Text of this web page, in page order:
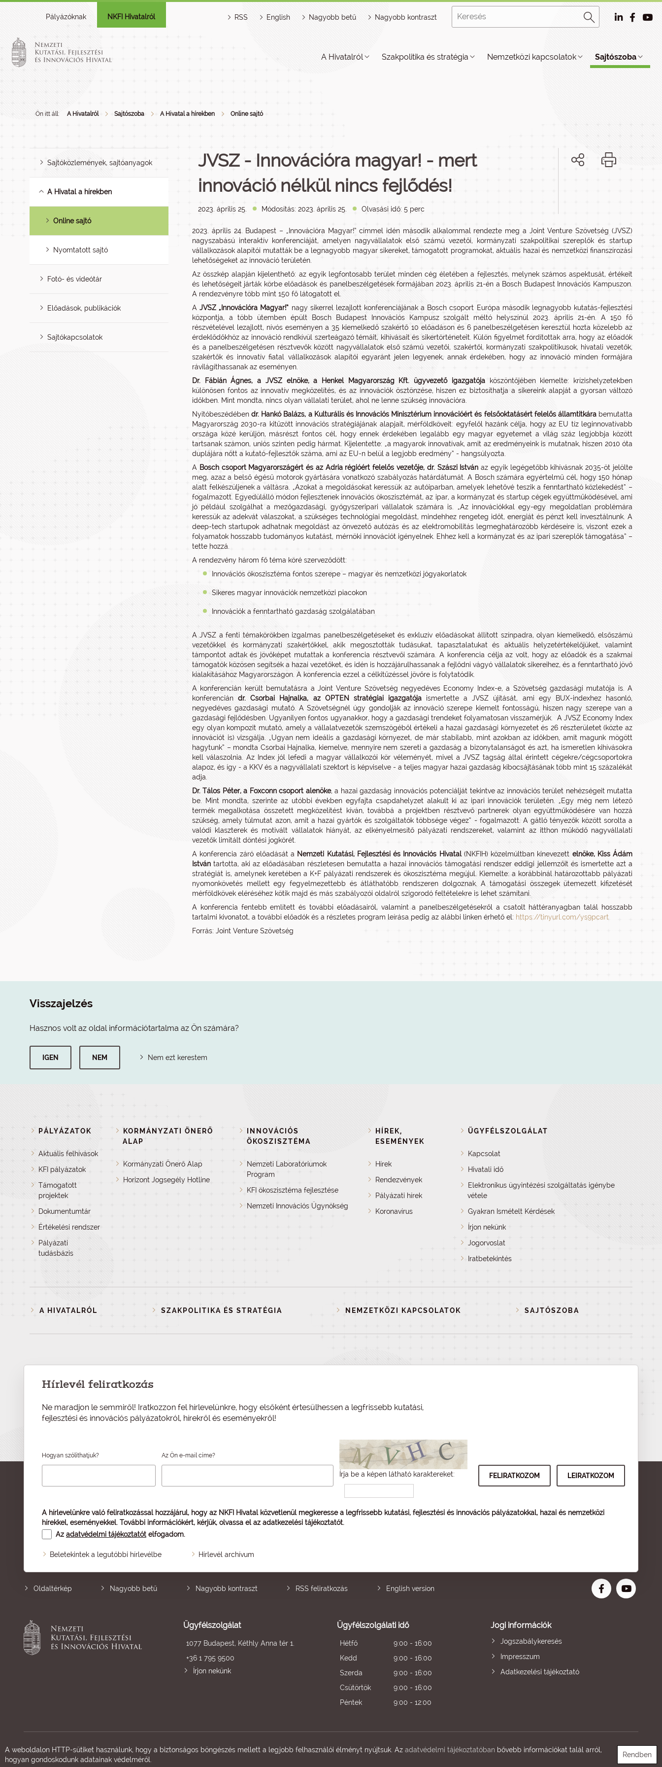
Pályázóknak NKFI Hivatalról RSS English Nagyobb betű Nagyobb kontraszt
A Hivatalról Szakpolitika és stratégia Nemzetközi kapcsolatok Sajtószoba
Ön itt áll: A Hivatalról Sajtószoba A Hivatal a hírekben Online sajtó
Sajtóközlemények, sajtóanyagok
A Hivatal a hírekben
Online sajtó
Nyomtatott sajtó
Fotó- és videótár
Előadások, publikációk
Sajtókapcsolatok
JVSZ - Innovációra magyar! - mert
innováció nélkül nincs fejlődés!
2023. április 25. Módosítás: 2023. április 25. Olvasási idő: 5 perc
2023. április 24. Budapest – „Innovációra Magyar!” címmel idén második alkalommal rendezte meg a Joint Venture Szövetség (JVSZ)
nagyszabású interaktív konferenciáját, amelyen nagyvállalatok első számú vezetői, kormányzati szakpolitikai szereplők és startup
vállalkozások alapítói mutatták be a legnagyobb magyar sikereket, támogatott programokat, aktuális hazai és nemzetközi finanszírozási
lehetőségeket az innováció területén.
Az összkép alapján kijelenthető: az egyik legfontosabb terület minden cég életében a fejlesztés, melynek számos aspektusát, értékeit
és lehetőségeit járták körbe előadások és panelbeszélgetések formájában 2023. április 21-én a Bosch Budapest Innovációs Kampuszon.
A rendezvényre több mint 150 fő látogatott el.
AJVSZ „Innovációra Magyar!” nagy sikerrel lezajlott konferenciájának a Bosch csoport Európa második legnagyobb kutatás-fejlesztési
központja, a több ütemben épült Bosch Budapest Innovációs Kampusz szolgált méltó helyszínül 2023. április 21-én. A 150 fő
részvételével lezajlott, nívós eseményen a 35 kiemelkedő szakértő 10 előadáson és 6 panelbeszélgetésen keresztül hozta közelebb az
érdeklődőkhöz az innováció rendkívül szerteágazó témáit, kihívásait és sikertörténeteit. Külön figyelmet fordítottak arra, hogy az előadók
és a panelbeszélgetésen résztvevők között nagyvállalatok első számú vezetői, szakértői, kormányzati szakpolitikusok, hivatali vezetők,
szakértők és innovatív fiatal vállalkozások alapítói egyaránt jelen legyenek, annak érdekében, hogy az innováció minden formájára
rávilágíthassanak az eseményen.
Dr.
Fábián Ágnes, a JVSZ elnöke, a Henkel Magyarország Kft. ügyvezető igazgatójaköszöntőjében kiemelte: krízishelyzetekben
különösen fontos az innovatív megközelítés, és az innovációk ösztönzése, hiszen ez biztosíthatja a sikereink alapját a gyorsan változó
időkben. Mint mondta, nincs olyan vállalati terület, ahol ne lenne szükség innovációra.
Nyitóbeszédébendr. Hankó Balázs, a Kulturális és Innovációs Minisztérium innovációért és felsőoktatásért felelős államtitkárabemutatta
Magyarország 2030-ra kitűzött innovációs stratégiájának alapjait, mérföldköveit: egyfelől hazánk célja, hogy az EU tíz leginnovatívabb
országa közé kerüljön, másrészt fontos cél, hogy ennek érdekében legalább egy magyar egyetemet a világ száz legjobbja között
tartsanak számon, uniós szinten pedig hármat. Kijelentette: „a magyarok innovatívak, amit az eredményeink is mutatnak, hiszen 2010 óta
duplájára nőtt a kutató-fejlesztők száma, ami az EU-n belül a legjobb eredmény” - hangsúlyozta.
A Bosch csoport Magyarországért és az Adria régióért felelős vezetője, dr. Szászi István az egyik legégetőbb kihívásnak 2035-öt jelölte
meg, azaz a belső égésű motorok gyártására vonatkozó szabályozás határdátumát. A Bosch számára egyértelmű cél, hogy 150 hónap
alatt felkészüljenek a váltásra. „Azokat a megoldásokat keressük az autóiparban, amelyek lehetővé teszik a fenntartható közlekedést” –
fogalmazott. Egyedülálló módon fejlesztenek innovációs ökoszisztémát, az ipar, a kormányzat és startup cégek együttműködésével, ami
jó például szolgálhat a mezőgazdasági, gyógyszeripari vállalatok számára is. „Az innovációkkal egy-egy megoldatlan problémára
keressük az adekvát válaszokat, a szükséges technológiai megoldást, mindehhez rengeteg időt, energiát és pénzt kell invesztálnunk. A
deep-tech startupok adhatnak megoldást az önvezető autózás és az elektromobilitás legmeghatározóbb kérdéseire is, viszont ezek a
folyamatok hosszabb tudományos kutatást, mérnöki innovációt igényelnek. Ehhez kell a kormányzat és az ipari szereplők támogatása” –
tette hozzá.
A rendezvény három fő téma köré szerveződött:
Innovációs ökoszisztéma fontos szerepe – magyar és nemzetközi jógyakorlatok
Sikeres magyar innovációk nemzetközi piacokon
Innovációk a fenntartható gazdaság szolgálatában
A JVSZ a fenti témakörökben izgalmas panelbeszélgetéseket és exkluzív előadásokat állított színpadra, olyan kiemelkedő, elsőszámú
vezetőkkel és kormányzati szakértőkkel, akik megosztották tudásukat, tapasztalatukat és aktuális helyzetértékelőjüket, valamint
támpontot adtak és jövőképet mutattak a konferencia résztvevői számára. A konferencia célja az volt, hogy az előadók és a szakmai
támogatók közösen segítsék a hazai vezetőket, és idén is hozzájárulhassanak a fejlődni vágyó vállalatok sikereihez, és a fenntartható jövő
kialakításához Magyarországon. A konferencia ezzel a célkitűzéssel jövőre is folytatódik.
A konferencián került bemutatásra a Joint Venture Szövetség negyedéves Economy Index-e, a Szövetség gazdasági mutatója is. A
konferenciándr. Csorbai Hajnalka, az OPTEN stratégiai igazgatója ismertette a JVSZ újítását, ami egy BUX-indexhez hasonló,
negyedéves gazdasági mutató. A Szövetségnél úgy gondolják az innováció szerepe kiemelt fontosságú, hiszen nagy szerepe van a
gazdasági fejlődésben. Ugyanilyen fontos ugyanakkor, hogy a gazdasági trendeket folyamatosan visszamérjük. A JVSZ Economy Index
egy olyan kompozit mutató, amely a vállalatvezetők szemszögéből értékeli a hazai gazdasági környezetet és 26 részterületet (közte az
innovációt is) vizsgálja. „Ugyan nem ideális a gazdasági környezet, de már stabilabb, mint azokban az időkben, amit magunk mögött
hagytunk” – mondta Csorbai Hajnalka, kiemelve, mennyire nem szereti a gazdaság a bizonytalanságot és azt, ha ismeretlen kihívásokra
kell válaszolnia. Az Index jól lefedi a magyar vállalkozói kör véleményét, mivel a JVSZ tagság által érintett cégekre/cégcsoportokra
alapoz, és így - a KKV és a nagyvállalati szektort is képviselve - a teljes magyar hazai gazdaság kibocsájtásának több mint 15 százalékát
adja.
Dr. Tálos Péter, a Foxconn csoport alenöke, a hazai gazdaság innovációs potenciálját tekintve az innovációs terület nehézségeit mutatta
be. Mint mondta, szerinte az utóbbi években egyfajta csapdahelyzet alakult ki az ipari innovációk területén. „Egy még nem létező
termék megalkotása összetett megközelítést kíván, továbbá a projektben résztvevő partnerek olyan együttműködésére van hozzá
szükség, amely túlmutat azon, amit a hazai gyártók és szolgáltatók többsége végez” - fogalmazott. A gátló tényezők között sorolta a
valódi klaszterek és motivált vállalatok hiányát, az elkényelmesítő pályázati rendszereket, valamint az itthon működő nagyvállalati
vezetők limitált döntési jogkörét.
A konferencia záró előadását a Nemzeti Kutatási, Fejlesztési és Innovációs Hivatal(NKFIH) közelmúltban kinevezett elnöke, Kiss Ádám
István tartotta, aki az előadásában részletesen bemutatta a hazai innovációs támogatási rendszer eddigi jellemzőit és ismertette azt a
stratégiát is, amelynek keretében a K+F pályázati rendszerek és ökoszisztéma megújul. Kiemelte: a korábbinál határozottabb pályázati
nyomonkövetés mellett egy fegyelmezettebb és átláthatóbb rendszeren dolgoznak. A támogatási összegek ütemezett kifizetését
mérföldkövek eléréséhez kötik majd és más szabályozói oldalról szigorodó feltételekre is lehet számítani.
A konferencia fentebb említett és további előadásairól, valamint a panelbeszélgetésekről a csatolt háttéranyagban talál hosszabb
tartalmi kivonatot, a további előadók és a részletes program leírása pedig az alábbi linken érhető el: https://tinyurl.com/ys9pcart
Forrás: Joint Venture Szövetség
Visszajelzés
Hasznos volt az oldal információtartalma az Ön számára?
IGEN NEM Nem ezt kerestem
PÁLYÁZATOK
Aktuális felhívások
KFI pályázatok
Támogatott
projektek
Dokumentumtár
Értékelési rendszer
Pályázati
tudásbázis
KORMÁNYZATI ÖNERŐ
ALAP
Kormányzati Önerő Alap
Horizont Jogsegély Hotline
INNOVÁCIÓS
ÖKOSZISZTÉMA
Nemzeti Laboratóriumok
Program
KFI ökoszisztéma fejlesztése
Nemzeti Innovációs Ügynökség
HÍREK,
ESEMÉNYEK
Hírek
Rendezvények
Pályázati hírek
Koronavírus
ÜGYFÉLSZOLGÁLAT
Kapcsolat
Hivatali idő
Elektronikus ügyintézési szolgáltatás igénybe
vétele
Gyakran Ismételt Kérdések
Írjon nekünk
Jogorvoslat
Iratbetekintés
A HIVATALRÓL SZAKPOLITIKA ÉS STRATÉGIA NEMZETKÖZI KAPCSOLATOK SAJTÓSZOBA
Hírlevél feliratkozás
Ne maradjon le semmiről! Iratkozzon fel hírlevelünkre, hogy elsőként értesülhessen a legfrissebb kutatási,
fejlesztési és innovációs pályázatokról, hírekről és eseményekről!
Hogyan szólíthatjuk? Az Ön e-mail címe?
Írja be a képen látható karaktereket:
A hírlevelünkre való feliratkozással hozzájárul, hogy az NKFI Hivatal közvetlenül megkeresse a legfrissebb kutatási, fejlesztési és innovációs pályázatokkal, hazai és nemzetközi
hírekkel, eseményekkel. További információkért, kérjük, olvassa el az adatkezelési tájékoztatót.
Az adatvédelmi tájékoztatót elfogadom.
Beletekintek a legutóbbi hírlevélbe Hírlevél archívum
Oldaltérkép Nagyobb betű Nagyobb kontraszt RSS feliratkozás English version
Ügyfélszolgálat
1077 Budapest, Kéthly Anna tér 1.
+36 1 795 9500
Írjon nekünk
Ügyfélszolgálati idő
Hétfő
9:00 - 16:00
Kedd
9:00 - 16:00
Szerda
9:00 - 16:00
Csütörtök
9:00 - 16:00
Péntek
9:00 - 12:00
Jogi információk
Jogszabálykeresés
Impresszum
Adatkezelési tájékoztató
A weboldalon HTTP-sütiket használunk, hogy a biztonságos böngészés mellett a legjobb felhasználói élményt nyújtsuk. Az adatvédelmi tájékoztatóban bővebb információkat talál arról,
hogyan gondoskodunk adatainak védelméről.
Rendben